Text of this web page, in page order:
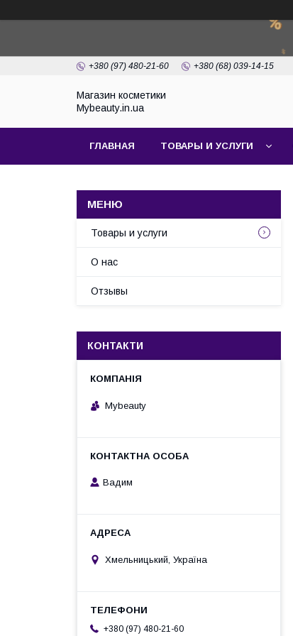
+380 (97) 480-21-60 +380 (68) 039-14-15
Магазин косметики
Mybeauty.in.ua
ГЛАВНАЯ ТОВАРЫ И УСЛУГИ
Товары и услуги
О нас
Отзывы
КОНТАКТИ
Mybeauty
Вадим
Хмельницький, Україна
+380 (97) 480-21-60